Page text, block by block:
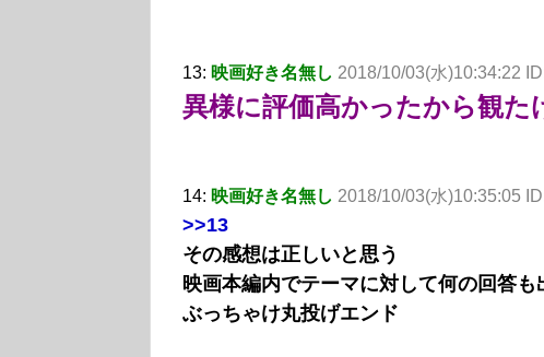
13: 映画好き名無し 2018/10/03(水)10:34:22
異様に評価高かったから観た
14: 映画好き名無し 2018/10/03(水)10:35:05
>>13
その感想は正しいと思う
映画本編内でテーマに対して何の回答
ぶっちゃけ丸投げエンド